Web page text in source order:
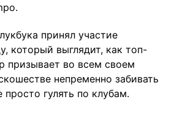
принял участие
который выглядит, как топ-
призывает во всем своем
непременно забивать
просто гулять по клубам.